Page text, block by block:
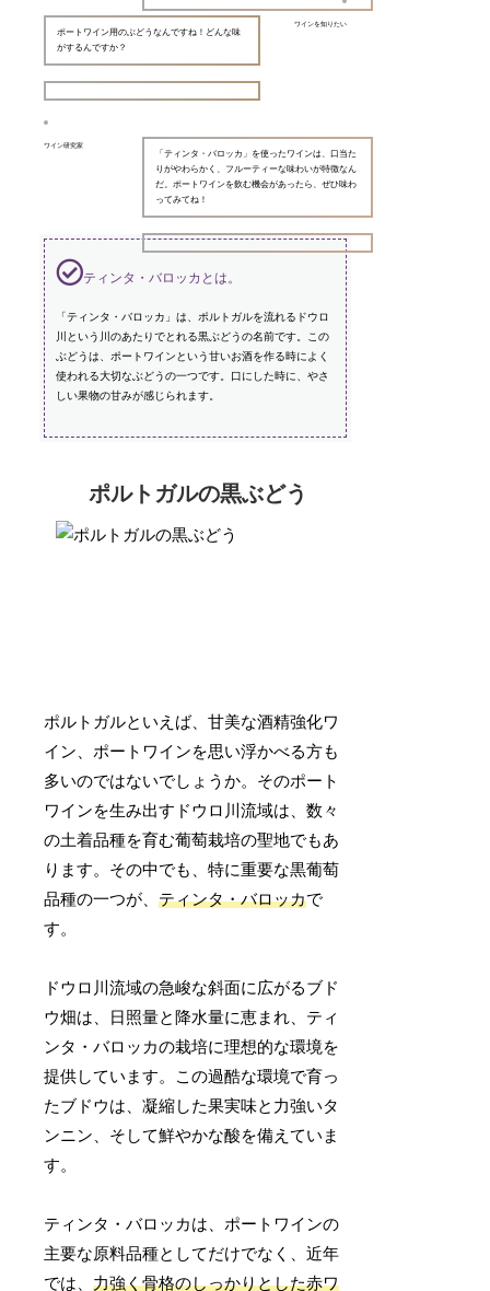
ワインを知りたい
ポートワイン用のぶどうなんですね！どんな味
がするんですか？
ワイン研究家
「ティンタ・バロッカ」を使ったワインは、口当た
りがやわらかく、フルーティーな味わいが特徴なん
だ。ポートワインを飲む機会があったら、ぜひ味わ
ってみてね！
ティンタ・バロッカとは。
「ティンタ・バロッカ」は、ポルトガルを流れるドウロ
川という川のあたりでとれる黒ぶどうの名前です。この
ぶどうは、ポートワインという甘いお酒を作る時によく
使われる大切なぶどうの一つです。口にした時に、やさ
しい果物の甘みが感じられます。
ポルトガルの黒ぶどう
ポルトガルといえば、甘美な酒精強化ワ
イン、ポートワインを思い浮かべる方も
多いのではないでしょうか。そのポート
ワインを生み出すドウロ川流域は、数々
の土着品種を育む葡萄栽培の聖地でもあ
ります。その中でも、特に重要な黒葡萄
品種の一つが、ティンタ・バロッカで
す。
ドウロ川流域の急峻な斜面に広がるブド
ウ畑は、日照量と降水量に恵まれ、ティ
ンタ・バロッカの栽培に理想的な環境を
提供しています。この過酷な環境で育っ
たブドウは、凝縮した果実味と力強いタ
ンニン、そして鮮やかな酸を備えていま
す。
ティンタ・バロッカは、ポートワインの
主要な原料品種としてだけでなく、近年
では、力強く骨格のしっかりとした赤ワ